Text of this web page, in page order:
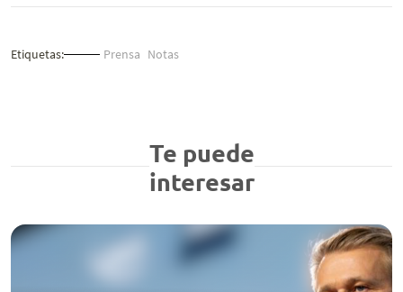
Etiquetas: Prensa Notas
Te puede
interesar